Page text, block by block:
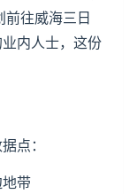
往威海三日
内人士，这份
点：
带